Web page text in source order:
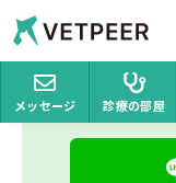
メッセージ 診療の部屋
ホーム ログイン
ログイン